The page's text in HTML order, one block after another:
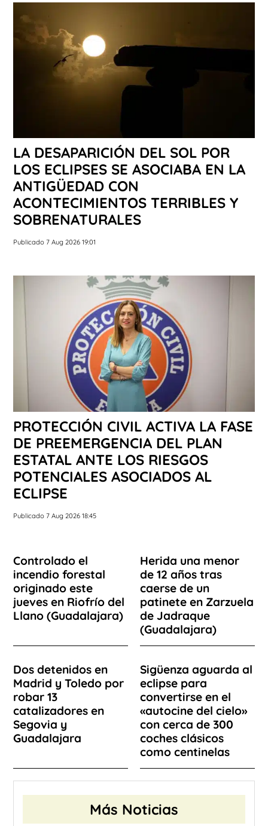
LA DESAPARICIÓN DEL SOL POR
LOS ECLIPSES SE ASOCIABA EN LA
ANTIGÜEDAD CON
ACONTECIMIENTOS TERRIBLES Y
SOBRENATURALES
Publicado 7 Aug 2026 19:01
PROTECCIÓN CIVIL ACTIVA LA FASE
DE PREEMERGENCIA DEL PLAN
ESTATAL ANTE LOS RIESGOS
POTENCIALES ASOCIADOS AL
ECLIPSE
Publicado 7 Aug 2026 18:45
Controlado el
incendio forestal
originado este
jueves en Riofrío del
Llano (Guadalajara)
Herida una menor
de 12 años tras
caerse de un
patinete en Zarzuela
de Jadraque
(Guadalajara)
Dos detenidos en
Madrid y Toledo por
robar 13
catalizadores en
Segovia y
Guadalajara
Sigüenza aguarda al
eclipse para
convertirse en el
«autocine del cielo»
con cerca de 300
coches clásicos
como centinelas
Más Noticias